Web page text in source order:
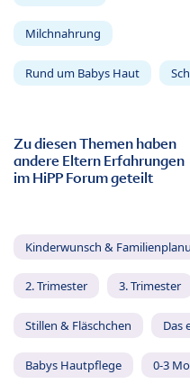
Milchnahrung
Rund um Babys Haut
Zu diesen Themen haben
andere Eltern Erfahrungen
im HiPP Forum geteilt
Kinderwunsch &
2. Trimester 3. Trimester
Stillen & Fläschchen Das
Babys Hautpflege 0-3